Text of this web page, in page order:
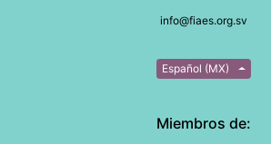
info@fiaes.org.sv
Español (MX)
Miembros de: